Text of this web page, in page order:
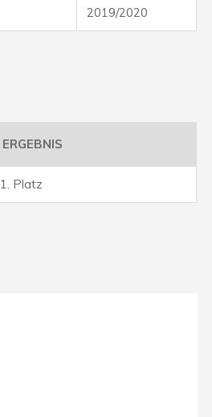
2019/2020
ERGEBNIS
1. Platz